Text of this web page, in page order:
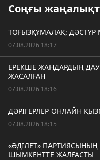
Соңғы
ТОҒЫЗҚҰМАЛАҚ:
07.08.2026 18:17
ЕРЕКШЕ ЖАНДАРДЫҢ
ЖАСАЛҒАН
07.08.2026 18:16
ДӘРІГЕРЛЕР ОНЛАЙН
07.08.2026 18:15
«ӘДІЛЕТ»
ШЫМКЕНТТЕ ЖАЛҒАСТЫ